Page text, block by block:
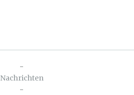
-
Nachrichten
-